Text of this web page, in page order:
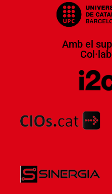
Amb el